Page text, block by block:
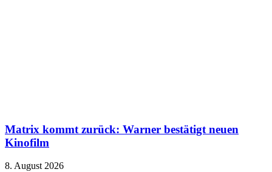
Matrix kommt zurück: Warner bestätigt neuen
Kinofilm
8. August 2026